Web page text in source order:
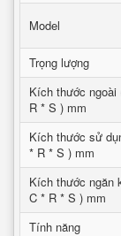
Model
Trọng lượng
Kích thước ngoài
R * S ) mm
Kích thước sử
* R * S ) mm
Kích thước ngăn
C * R * S ) mm
Tính năng